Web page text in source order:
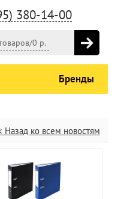
380-14-00
/0 р.
Бренды
Назад ко всем новостям